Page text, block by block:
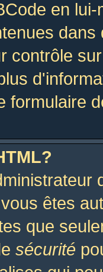
en
contrôle
formulaire
êtes
que
sécurité